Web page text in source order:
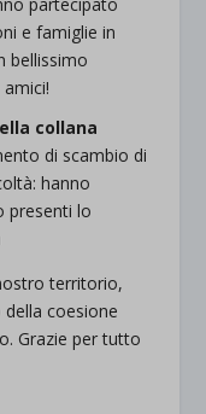
e famiglie in
bellissimo
collana
di scambio di
hanno
presenti lo
territorio,
della coesione
Grazie per tutto